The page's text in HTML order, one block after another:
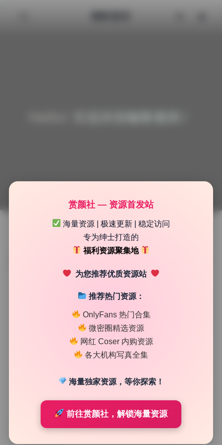
肌肉小狗@MuscledogA 私拍作品合集76.8G原档高清
赏颜社 — 资源首发站
海量资源 | 极速更新 | 稳定访问
专为绅士打造的
福利资源聚集地
为您推荐优质资源站
推荐热门资源：
OnlyFans 热门合集
微密圈精选资源
网红 Coser 内购资源
各大机构写真全集
海量独家资源，等你探索！
前往赏颜社，解锁海量资源